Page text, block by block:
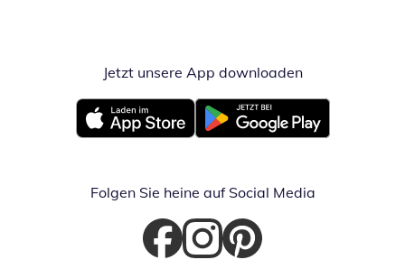
Jetzt unsere App downloadenÖffnet in
Öffnet in neuem FensterÖffnet in neuem Fenster
Folgen Sie heine auf Social Media
Öffnet in neuem Fenster
Öffnet in neuem Fenster
Öffnet in neuem Fenster